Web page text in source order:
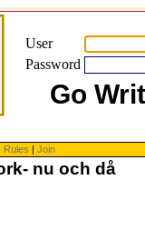
User
Password
Go
Rules | Join
nu och då